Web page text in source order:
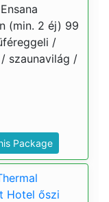
(min. 2 éj) 99
/
szaunavilág /
Package
Hotel őszi